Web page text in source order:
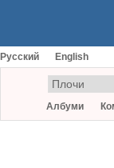
Русский English
Албуми